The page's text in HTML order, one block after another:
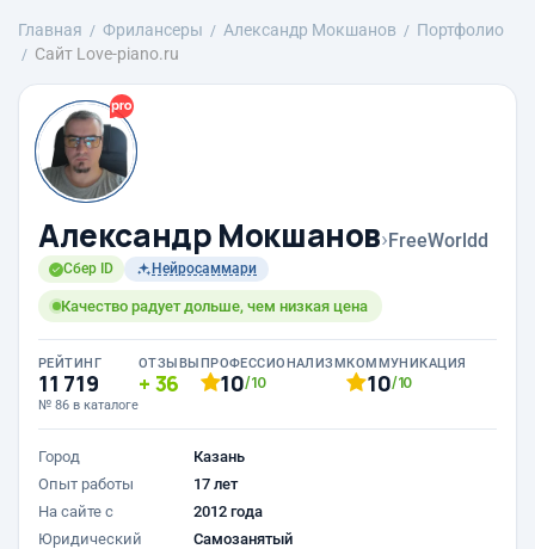
Главная Фрилансеры Александр Мокшанов
Портфолио
Сайт Love-piano.ru
Александр Мокшанов›FreeWorldd
Сбер ID Нейросаммари
Качество радует дольше, чем низкая цена
РЕЙТИНГ
11 719
№ 86 в каталоге
ОТЗЫВЫ
36
ПРОФЕССИОНАЛИЗМ
10/10
КОММУНИКАЦИЯ
10/10
Город
Казань
Опыт работы
17 лет
На сайте с
2012 года
Юридический
Самозанятый